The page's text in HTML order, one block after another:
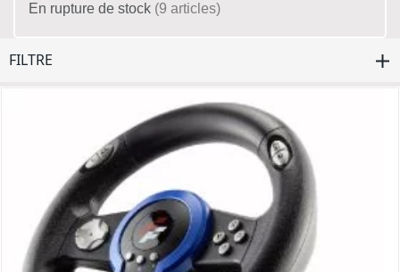
FILTRE
En rupture de stock 9 articles